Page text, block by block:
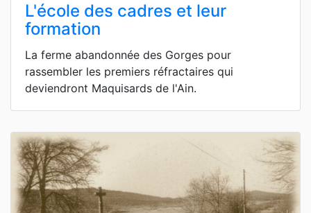
L'école des cadres et leur
formation
La ferme abandonnée des Gorges pour
rassembler les premiers réfractaires qui
deviendront Maquisards de l'Ain.